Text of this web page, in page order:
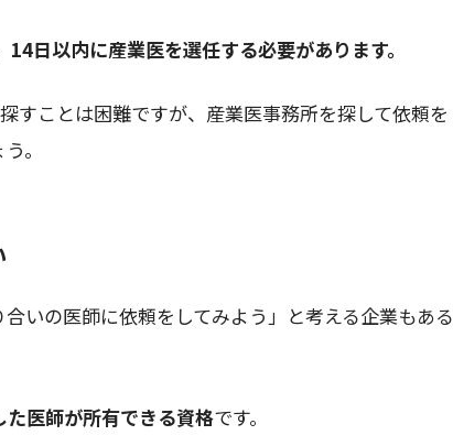
日以内に産業医を選任する必要があります。
すことは困難ですが、産業医事務所を探して依頼を
。
いの医師に依頼をしてみよう」と考える企業もある
医師が所有できる資格です。